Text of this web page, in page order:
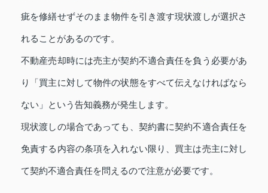
疵を修繕せずそのまま物件を引き渡す現状渡しが選択さ
れることがあるのです。
不動産売却時には売主が契約不適合責任を負う必要があ
り「買主に対して物件の状態をすべて伝えなければなら
ない」という告知義務が発生します。
現状渡しの場合であっても、契約書に契約不適合責任を
免責する内容の条項を入れない限り、買主は売主に対し
て契約不適合責任を問えるので注意が必要です。